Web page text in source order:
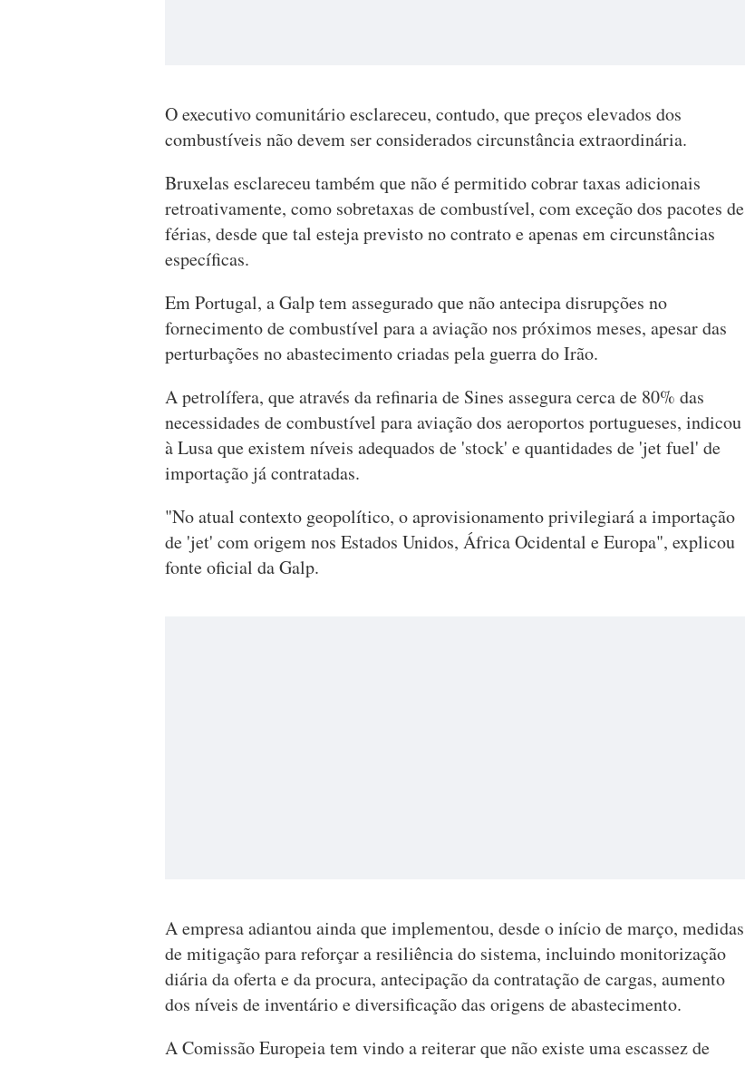
O executivo comunitário esclareceu, contudo, que preços elevados dos
combustíveis não devem ser considerados circunstância extraordinária.
Bruxelas esclareceu também que não é permitido cobrar taxas adicionais
retroativamente, como sobretaxas de combustível, com exceção dos pacotes de
férias, desde que tal esteja previsto no contrato e apenas em circunstâncias
específicas.
Em Portugal, a Galp tem assegurado que não antecipa disrupções no
fornecimento de combustível para a aviação nos próximos meses, apesar das
perturbações no abastecimento criadas pela guerra do Irão.
A petrolífera, que através da refinaria de Sines assegura cerca de 80% das
necessidades de combustível para aviação dos aeroportos portugueses, indicou
à Lusa que existem níveis adequados de 'stock' e quantidades de 'jet fuel' de
importação já contratadas.
"No atual contexto geopolítico, o aprovisionamento privilegiará a importação
de 'jet' com origem nos Estados Unidos, África Ocidental e Europa", explicou
fonte oficial da Galp.
A empresa adiantou ainda que implementou, desde o início de março, medidas
de mitigação para reforçar a resiliência do sistema, incluindo monitorização
diária da oferta e da procura, antecipação da contratação de cargas, aumento
dos níveis de inventário e diversificação das origens de abastecimento.
A Comissão Europeia tem vindo a reiterar que não existe uma escassez de